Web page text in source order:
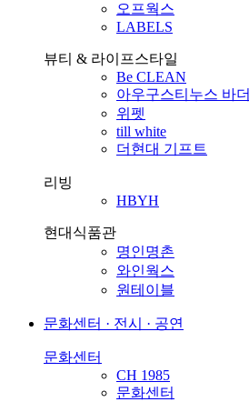
오프웍스
LABELS
뷰티 & 라이프스타일
Be CLEAN
아우구스티누스 바더
위펫
till white
더현대 기프트
리빙
HBYH
현대식품관
명인명촌
와인웍스
원테이블
문화센터 · 전시 · 공연
문화센터
CH 1985
문화센터